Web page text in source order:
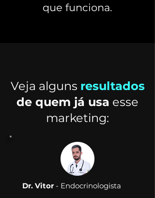
que funciona.
Veja alguns resultados
de quem já usa esse
marketing:
Dr. Vitor - Endocrinologista